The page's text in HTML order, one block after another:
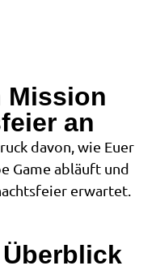
Mission
an
davon, wie Euer
Game abläuft und
erwartet.